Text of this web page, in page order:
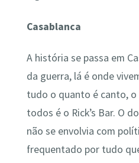
Casablanca
A história se passa em
da guerra, lá é onde
tudo o quanto é canto,
todos é o Rick’s Bar. O
não se envolvia com
frequentado por tudo